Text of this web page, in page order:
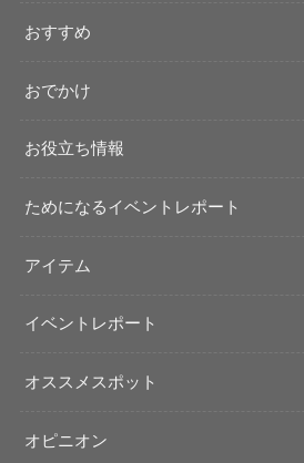
おすすめ
おでかけ
お役立ち情報
ためになるイベントレポート
アイテム
イベントレポート
オススメスポット
オピニオン